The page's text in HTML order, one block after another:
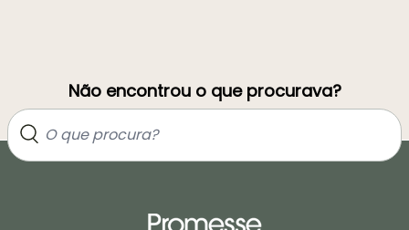
Não encontrou o que procurava?